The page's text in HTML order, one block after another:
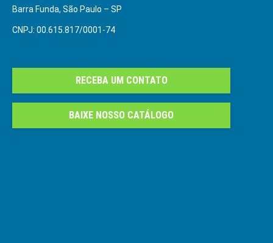
Barra Funda, São Paulo – SP
CNPJ: 00.615.817/0001-74
RECEBA UM CONTATO
BAIXE NOSSO CATÁLOGO